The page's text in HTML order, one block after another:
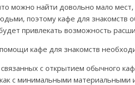
можно найти довольно мало
поэтому кафе для знакомств
привлекать возможность
кафе для знакомств
с открытием обычного
с минимальными материальными